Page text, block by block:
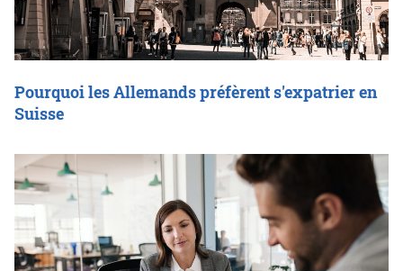
Pourquoi les Allemands préfèrent s'expatrier en
Suisse